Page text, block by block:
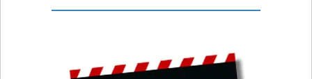
Nachrichten, Texte, Podcast, O-Töne,